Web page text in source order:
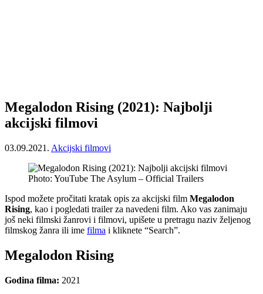
Megalodon Rising (2021): Najbolji
akcijski filmovi
03.09.2021. Akcijski filmovi
Photo: YouTube The Asylum – Official Trailers
Ispod možete pročitati kratak opis za akcijski film Megalodon
Rising, kao i pogledati trailer za navedeni film. Ako vas zanimaju
još neki filmski žanrovi i filmovi, upišete u pretragu naziv željenog
filmskog žanra ili ime filma i kliknete “Search”.
Megalodon Rising
Godina filma: 2021